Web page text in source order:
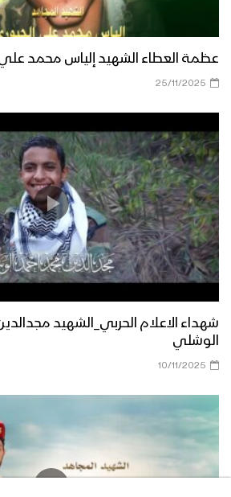
عظمة العطاء الشهيد إلياس محمد
25/11/2025
شهداء الاعلام الحربي_الشهيد
الوشلي
10/11/2025